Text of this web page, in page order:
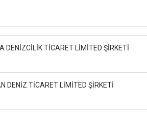
DENİZCİLİK TİCARET LİMİTED ŞİRKETİ
DENİZ TİCARET LİMİTED ŞİRKETİ